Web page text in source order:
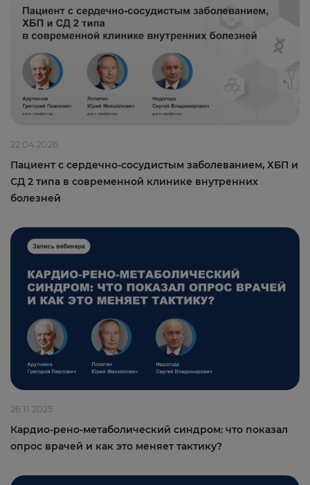
22.04.2026
Пациент с сердечно-сосудистым заболеванием, ХБП и
СД 2 типа в современной клинике внутренних
болезней
26.11.2025
Кардио-рено-метаболический синдром: что показал
опрос врачей и как это меняет тактику?